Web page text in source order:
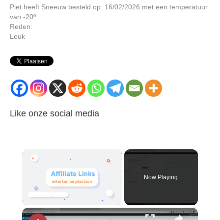
Piet heeft Sneeuw besteld op: 16/02/2026 met een temperatuur
van -20º.
Reden:
Leuk
Like onze social media
Unmute
Now Playing
×